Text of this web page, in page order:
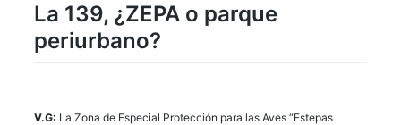
La 139, ¿ZEPA o parque
periurbano?
V.G: La Zona de Especial Protección para las Aves “Estepas